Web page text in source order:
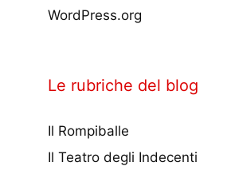
WordPress.org
Le rubriche del blog
Il Rompiballe
Il Teatro degli Indecenti